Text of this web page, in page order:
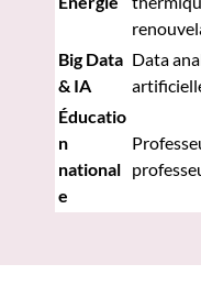
Big Data
& IA
Data
Éducatio
n
national
e